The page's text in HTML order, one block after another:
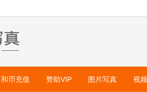
和币充值 赞助VIP 图片写真 视